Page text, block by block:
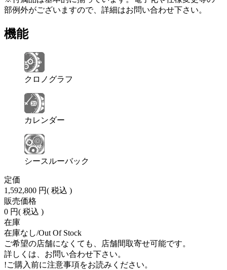
部例外がございますので、詳細はお問い合わせ下さい。
機能
クロノグラフ
カレンダー
シースルーバック
定価
1,592,800 円( 税込 )
販売価格
0 円( 税込 )
在庫
在庫なし/Out Of Stock
ご希望の店舗になくても、店舗間取寄せ可能です。
詳しくは、お問い合わせ下さい。
!ご購入前に注意事項をお読みください。